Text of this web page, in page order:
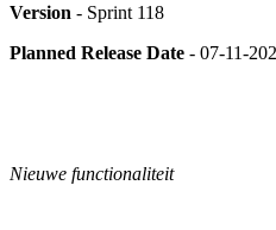
Version - Sprint 118
Planned Release Date - 07-11-
Nieuwe functionaliteit